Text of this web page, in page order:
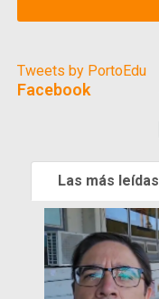
Tweets by PortoEdu
Facebook
Las más leídas